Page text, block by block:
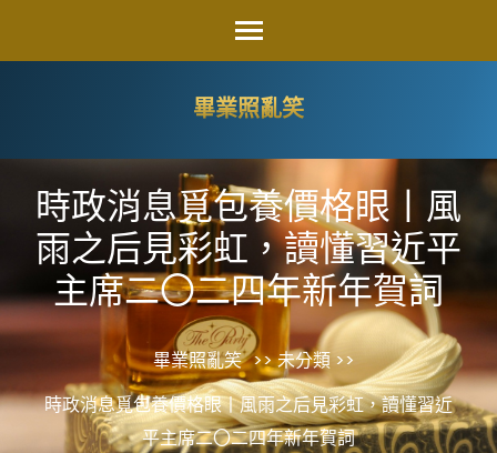
畢業照亂笑
時政消息覓包養價格眼丨風
雨之后見彩虹，讀懂習近平
主席二〇二四年新年賀詞
畢業照亂笑 >> 未分類 >>
時政消息覓包養價格眼丨風雨之后見彩虹，讀懂習近
平主席二〇二四年新年賀詞